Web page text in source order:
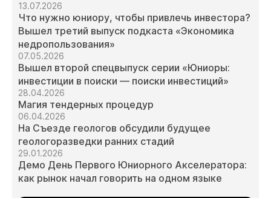
13.07.2026
Что нужно юниору, чтобы привлечь инвестора?
Вышел третий выпуск подкаста «Экономика
недропользования»
07.05.2026
Вышел второй спецвыпуск серии «Юниоры:
инвестиции в поиски — поиски инвестиций»
28.04.2026
Магия тендерных процедур
06.04.2026
На Съезде геологов обсудили будущее
геологоразведки ранних стадий
29.01.2026
Демо День Первого Юниорного Акселератора:
как рынок начал говорить на одном языке